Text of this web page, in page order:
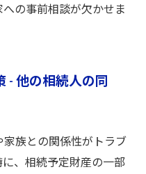
の事前相談が欠かせま
- 他の相続人の同
族との関係性がトラブ
、相続予定財産の一部